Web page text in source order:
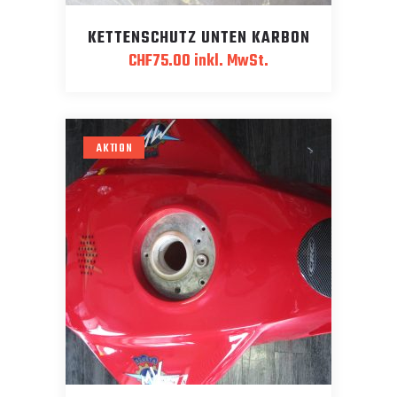
KETTENSCHUTZ UNTEN KARBON
CHF75.00 inkl. MwSt.
AKTION